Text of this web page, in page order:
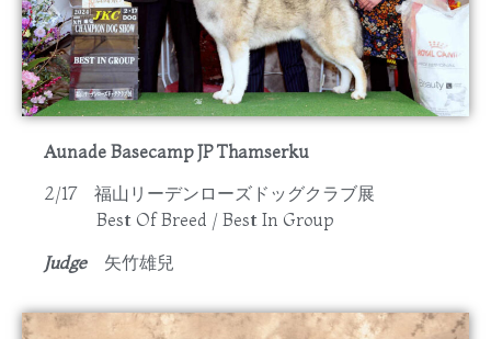
Aunade Basecamp JP Thamserku
2/17 福山リーデンローズドッグクラブ展
Best Of Breed / Best In Group
Judge 矢竹雄兒